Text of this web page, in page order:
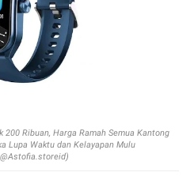
Ribuan, Harga Ramah Semua Kantong
Lupa Waktu dan Kelayapan Mulu